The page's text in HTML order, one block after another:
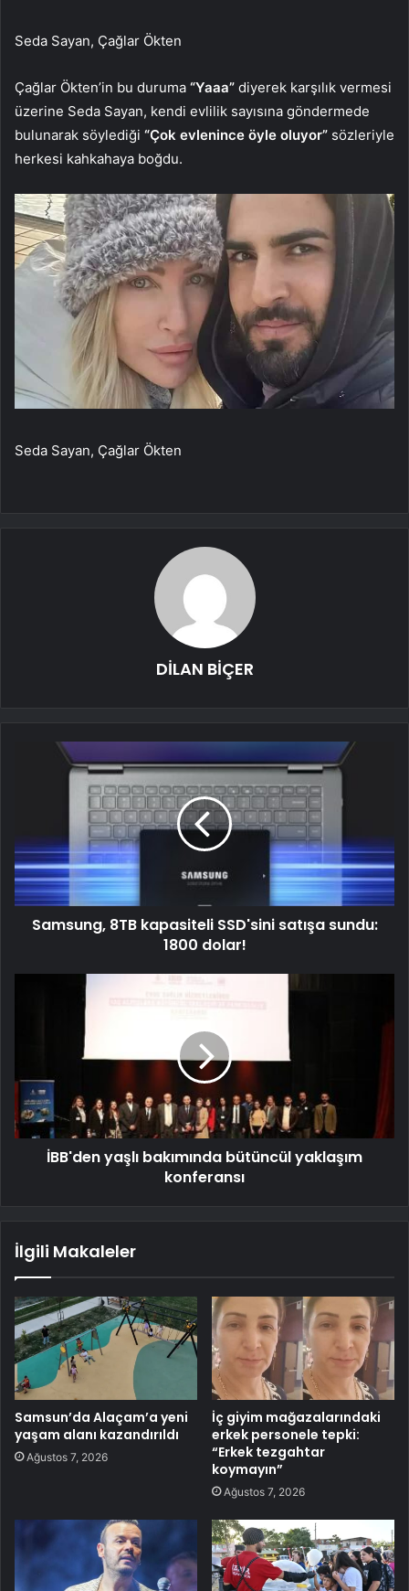
Seda Sayan, Çağlar Ökten
Çağlar Ökten’in bu duruma “Yaaa” diyerek karşılık vermesi
üzerine Seda Sayan, kendi evlilik sayısına göndermede
bulunarak söylediği “Çok evlenince öyle oluyor” sözleriyle
herkesi kahkahaya boğdu.
Seda Sayan, Çağlar Ökten
DİLAN BİÇER
Samsung, 8TB kapasiteli SSD'sini satışa sundu:
1800 dolar!
İBB'den yaşlı bakımında bütüncül yaklaşım
konferansı
İlgili Makaleler
Samsun’da Alaçam’a yeni
yaşam alanı kazandırıldı
Ağustos 7, 2026
İç giyim mağazalarındaki
erkek personele tepki:
“Erkek tezgahtar
koymayın”
Ağustos 7, 2026